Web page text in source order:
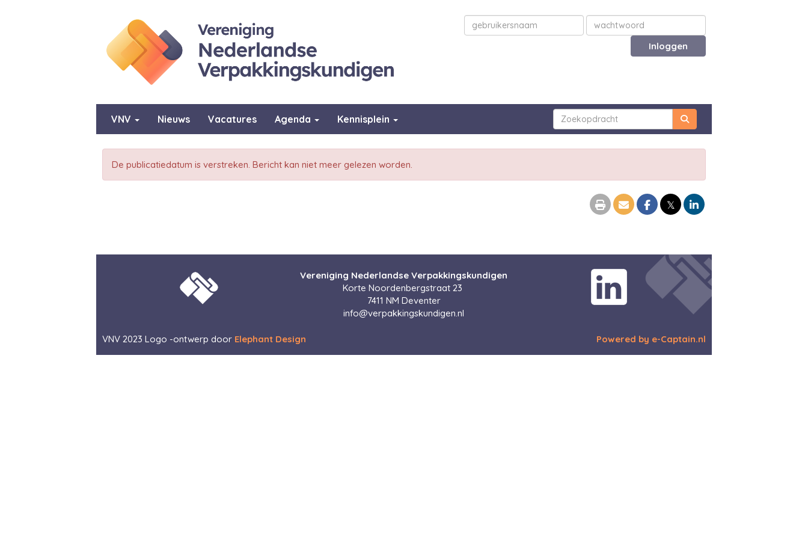
Inloggen
VNV Nieuws Vacatures Agenda Kennisplein
De publicatiedatum is verstreken. Bericht kan niet meer gelezen worden.
𝕏
Vereniging Nederlandse Verpakkingskundigen
Korte Noordenbergstraat 23
7411 NM Deventer
info@verpakkingskundigen.nl
VNV 2023 Logo -ontwerp door Elephant Design Powered by e-Captain.nl